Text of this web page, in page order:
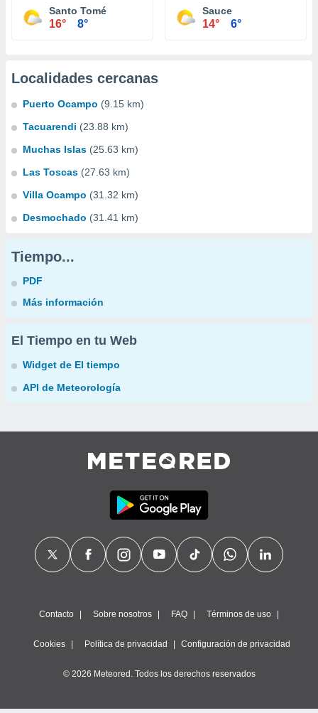
Santo Tomé
16° 8°
Sauce
14° 6°
Localidades cercanas
Puerto Ocampo (9.15 km)
Tacuarendi (23.88 km)
Muchas Islas (25.63 km)
Las Toscas (27.63 km)
Villa Ocampo (31.32 km)
Desmochado (31.41 km)
Tiempo...
PDF
Más información
El Tiempo en tu Web
Widget de El tiempo
API de Meteorología
Contacto Sobre nosotros FAQ Términos de uso
Cookies Política de privacidad Configuración de privacidad
© 2026 Meteored. Todos los derechos reservados